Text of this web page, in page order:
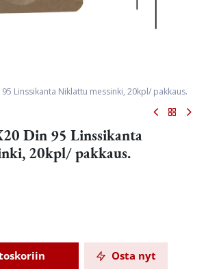
95 Linssikanta Niklattu messinki, 20kpl/ pakkaus.
Din 95 Linssikanta
20kpl/ pakkaus.
Osta nyt